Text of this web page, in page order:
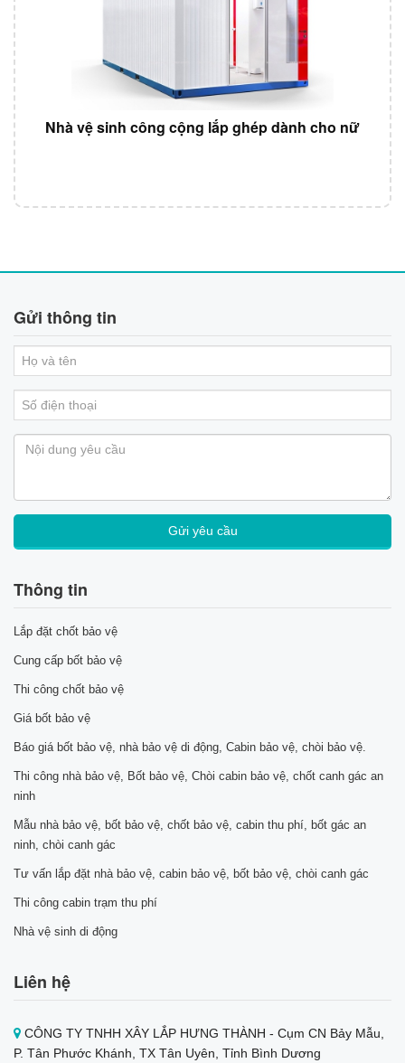
Nhà vệ sinh công cộng lắp ghép dành cho nữ
Gửi thông tin
Thông tin
Lắp đặt chốt bảo vệ
Cung cấp bốt bảo vệ
Thi công chốt bảo vệ
Giá bốt bảo vệ
Báo giá bốt bảo vệ, nhà bảo vệ di động, Cabin bảo vệ, chòi bảo vệ.
Thi công nhà bảo vệ, Bốt bảo vệ, Chòi cabin bảo vệ, chốt canh gác an
ninh
Mẫu nhà bảo vệ, bốt bảo vệ, chốt bảo vệ, cabin thu phí, bốt gác an
ninh, chòi canh gác
Tư vấn lắp đặt nhà bảo vệ, cabin bảo vệ, bốt bảo vệ, chòi canh gác
Thi công cabin trạm thu phí
Nhà vệ sinh di động
Liên hệ
CÔNG TY TNHH XÂY LẮP HƯNG THÀNH - Cụm CN Bảy Mẫu,
P. Tân Phước Khánh, TX Tân Uyên, Tỉnh Bình Dương